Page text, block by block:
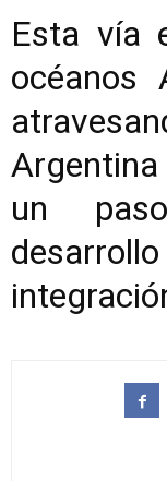
Esta vía
océanos
un